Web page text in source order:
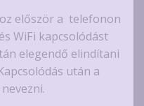
először a telefonon
WiFi kapcsolódást
elegendő elindítani
után a